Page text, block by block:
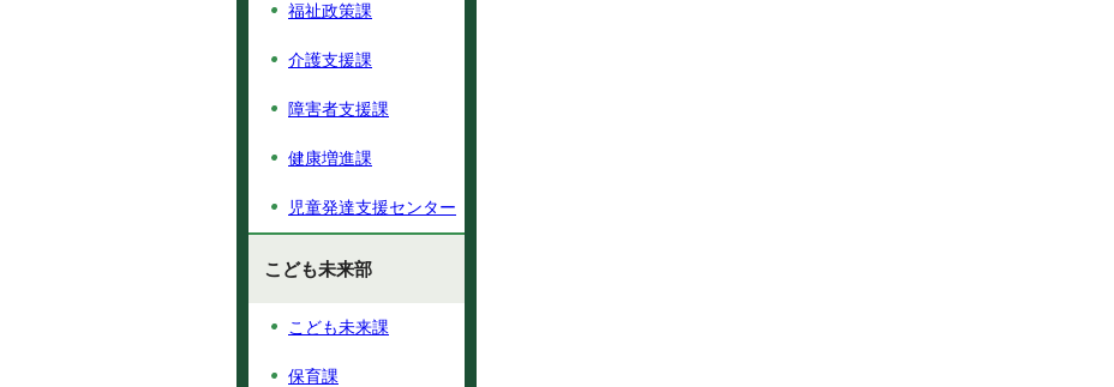
福祉政策課
介護支援課
障害者支援課
健康増進課
児童発達支援センター
こども未来部
こども未来課
保育課